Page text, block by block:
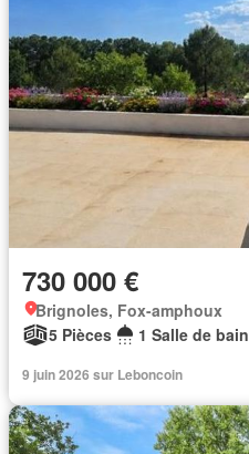
730 000 €
Brignoles, Fox-amphoux
5 Pièces
1 Salle de bain
9 juin 2026 sur Leboncoin